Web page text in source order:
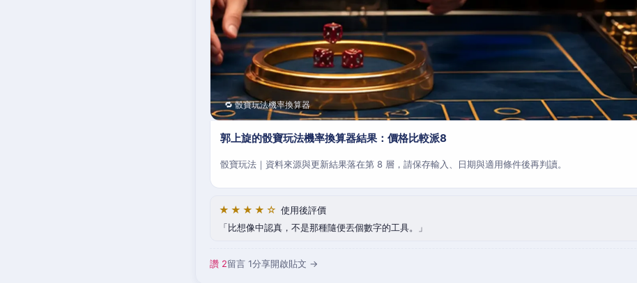
🔁 骰寶玩法機率換算器
郭上旋的骰寶玩法機率換算器結果：價格比較派8
骰寶玩法｜資料來源與更新結果落在第 8 層，請保存輸入、日期與適用條件後再判讀。
★★★★☆ 使用後評價
比想像中認真，不是那種隨便丟個數字的工具。
讚 2留言 1分享開啟貼文 →